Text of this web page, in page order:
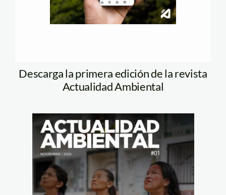
Descarga la primera edición de la revista
Actualidad Ambiental